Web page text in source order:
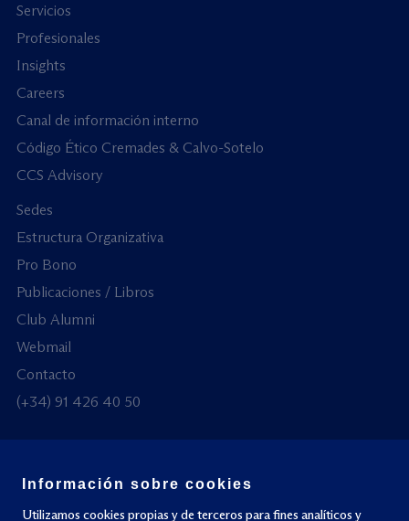
Servicios
Profesionales
Insights
Careers
Canal de información interno
Código Ético Cremades & Calvo-Sotelo
CCS Advisory
Sedes
Estructura Organizativa
Pro Bono
Publicaciones / Libros
Club Alumni
Webmail
Contacto
(+34) 91 426 40 50
© Todos los derechos reservados
Información sobre cookies
Utilizamos cookies propias y de terceros para fines analíticos y